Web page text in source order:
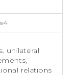
unilateral
relations